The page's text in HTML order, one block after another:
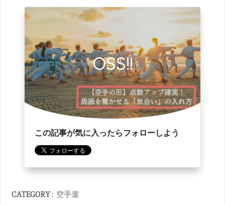
OSS!!
この記事が気に入ったらフォローしよう
CATEGORY : 空手道